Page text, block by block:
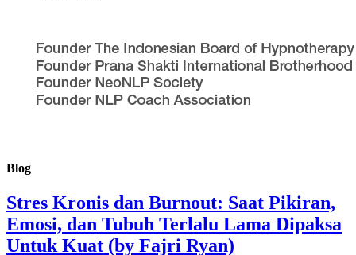
Blog
Stres Kronis dan Burnout: Saat Pikiran,
Emosi, dan Tubuh Terlalu Lama Dipaksa
Untuk Kuat (by Fajri Ryan)